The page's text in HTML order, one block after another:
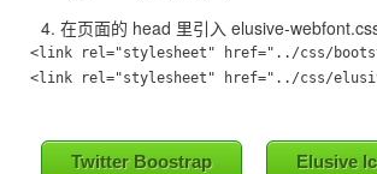
在页面的 head 里引入 elusive-
<link rel="stylesheet" href="../css/
Twitter Boostrap Elusive